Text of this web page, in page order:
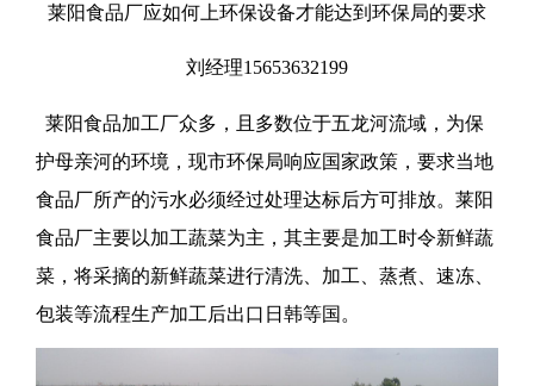
莱阳食品厂应如何上环保设备才能达到环保局的要求
刘经理15653632199
莱阳食品加工厂众多，且多数位于五龙河流域，为保
护母亲河的环境，现市环保局响应国家政策，要求当地
食品厂所产的污水必须经过处理达标后方可排放。莱阳
食品厂主要以加工蔬菜为主，其主要是加工时令新鲜蔬
菜，将采摘的新鲜蔬菜进行清洗、加工、蒸煮、速冻、
包装等流程生产加工后出口日韩等国。